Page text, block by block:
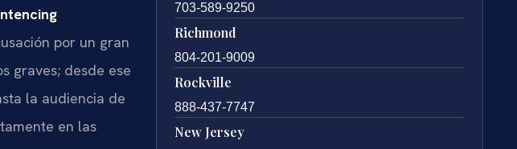
por un gran
graves; desde ese
la audiencia de
en las
703-589-9250
Richmond
804-201-9009
Rockville
888-437-7747
New Jersey